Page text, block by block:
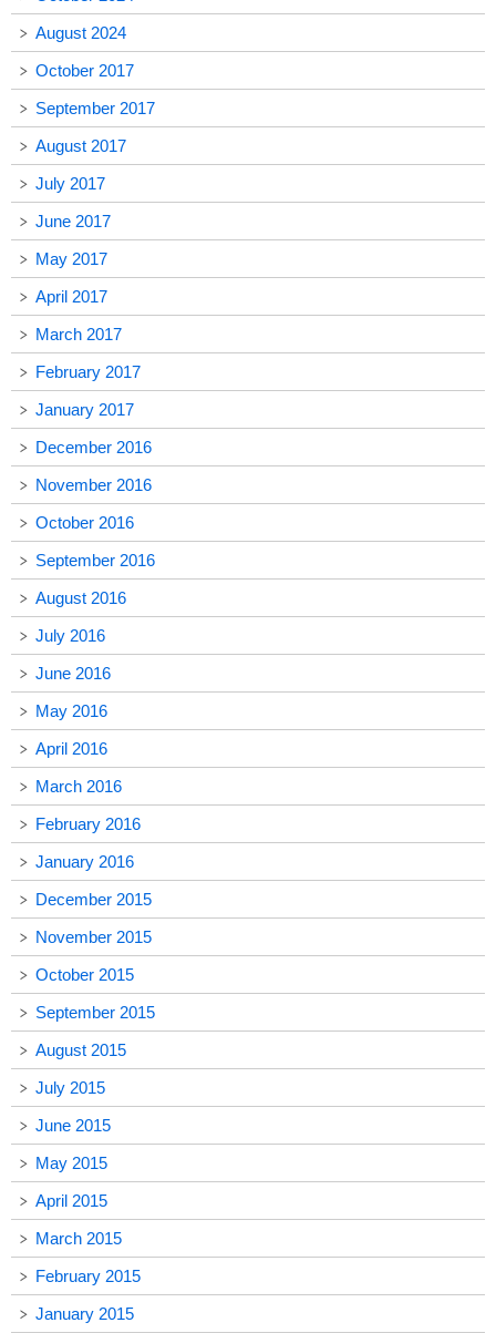
August 2024
October 2017
September 2017
August 2017
July 2017
June 2017
May 2017
April 2017
March 2017
February 2017
January 2017
December 2016
November 2016
October 2016
September 2016
August 2016
July 2016
June 2016
May 2016
April 2016
March 2016
February 2016
January 2016
December 2015
November 2015
October 2015
September 2015
August 2015
July 2015
June 2015
May 2015
April 2015
March 2015
February 2015
January 2015